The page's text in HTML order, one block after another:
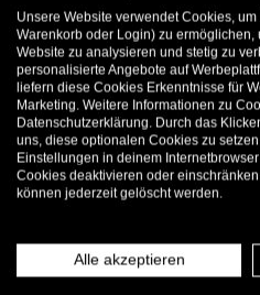
Super cleaner Look und sau
empfehlen!
André Oldenburg
Top Schuh
Bis zu 11% Rabatt auf deine
kannst nur 1x
5% ab €80 9% ab
E-Mail
MÄNNER
INFOS ÜBER
KLICK HIER UND SCHICKE UNS
Unsere Website verwendet Cookies,
Warenkorb oder Login) zu
Website zu analysieren und stetig zu
personalisierte Angebote auf
liefern diese Cookies Erkenntnisse für
Marketing. Weitere Informationen zu
Datenschutzerklärung. Durch das
uns, diese optionalen Cookies zu
Einstellungen in deinem
Cookies deaktivieren oder
können jederzeit gelöscht werden.
Alle akzeptieren